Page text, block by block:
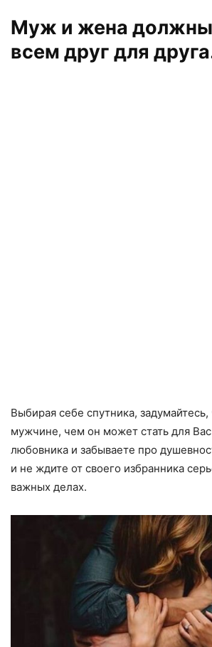
Муж и жена
всем друг для
Выбирая себе спутника,
мужчине, чем он может стать для
любовника и забываете про
и не ждите от своего избранника
важных делах.